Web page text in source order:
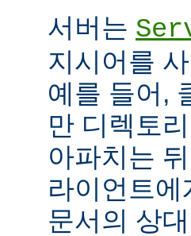
서버는
지시어를
예를 들어,
만 디렉토
아파치는
라이언트
문서의 상